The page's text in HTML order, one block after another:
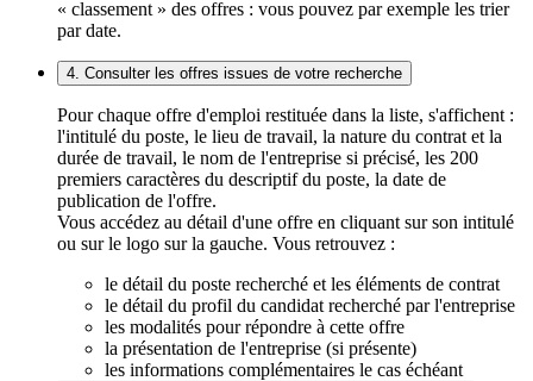
« classement » des offres : vous pouvez par exemple les trier
par date.
4. Consulter les offres issues de votre recherche
Pour chaque offre d'emploi restituée dans la liste, s'affichent :
l'intitulé du poste, le lieu de travail, la nature du contrat et la
durée de travail, le nom de l'entreprise si précisé, les 200
premiers caractères du descriptif du poste, la date de
publication de l'offre.
Vous accédez au détail d'une offre en cliquant sur son intitulé
ou sur le logo sur la gauche. Vous retrouvez :
le détail du poste recherché et les éléments de contrat
le détail du profil du candidat recherché par l'entreprise
les modalités pour répondre à cette offre
la présentation de l'entreprise (si présente)
les informations complémentaires le cas échéant